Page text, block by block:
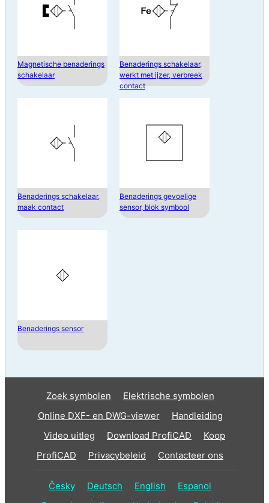
Magnetische benaderings
schakelaar
Benaderings schakelaar,
werkt met ijzer, verbreek
contact
Benaderings schakelaar,
maak contact
Benaderings gevoelige
sensor, blok symbool
Benaderings sensor
Zoek symbolen
Elektrische symbolen
Online DXF- en DWG-viewer
Handleiding
Video uitleg
Download ProfiCAD
Koop
ProfiCAD
Privacybeleid Contacteer ons
Česky Deutsch English
Espanol